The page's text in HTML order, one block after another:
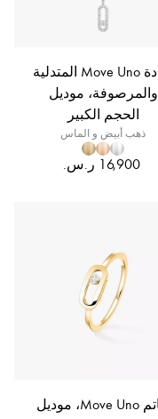
قلادة Move Uno المتدلية
والمرصوفة، موديل
الحجم الكبير
ذهب أبيض و الماس
‏16,900 ر.س.‏
خاتم Move Uno، موديل